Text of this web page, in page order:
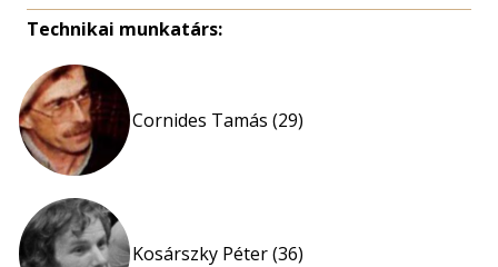
Technikai munkatárs:
Cornides Tamás (29)
Kosárszky Péter (36)